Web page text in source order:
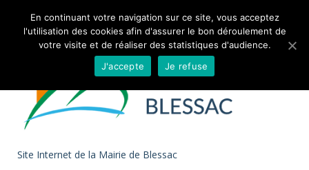
Site Internet de la Mairie de Blessac
Skip to
content
En continuant votre navigation sur ce site, vous acceptez
l'utilisation des cookies afin d'assurer le bon déroulement de
votre visite et de réaliser des statistiques d'audience.
J'accepte
Je refuse